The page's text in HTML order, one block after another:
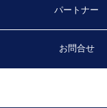
パートナー
お問合せ